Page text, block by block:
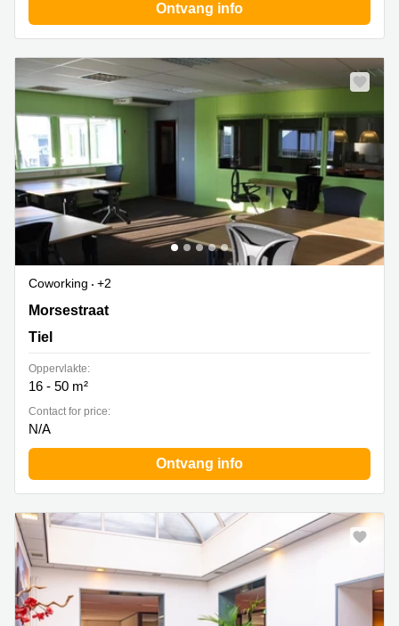
Ontvang info
Coworking
+2
Morsestraat 8, Tiel
Morsestraat
Tiel
Oppervlakte:
16 - 50 m²
Contact for price:
N/A
Ontvang info